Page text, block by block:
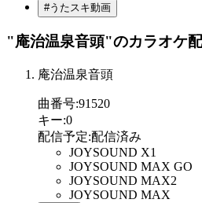
#うたスキ動画
"庵治温泉音頭"のカラオケ
庵治温泉音頭
曲番号:91520
キー:0
配信予定:配信済み
JOYSOUND X1
JOYSOUND MAX GO
JOYSOUND MAX2
JOYSOUND MAX